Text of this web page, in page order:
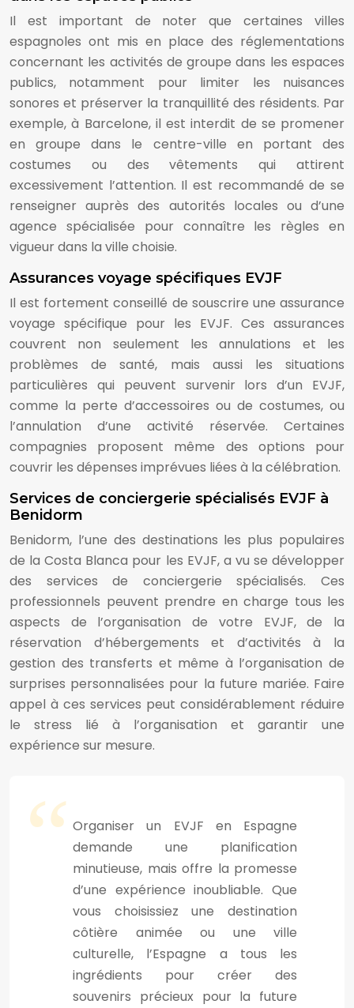
Il est important de noter que certaines villes
espagnoles ont mis en place des réglementations
concernant les activités de groupe dans les espaces
publics, notamment pour limiter les nuisances
sonores et préserver la tranquillité des résidents. Par
exemple, à Barcelone, il est interdit de se promener
en groupe dans le centre-ville en portant des
costumes ou des vêtements qui attirent
excessivement l’attention. Il est recommandé de se
renseigner auprès des autorités locales ou d’une
agence spécialisée pour connaître les règles en
vigueur dans la ville choisie.
Assurances voyage spécifiques EVJF
Il est fortement conseillé de souscrire une assurance
voyage spécifique pour les EVJF. Ces assurances
couvrent non seulement les annulations et les
problèmes de santé, mais aussi les situations
particulières qui peuvent survenir lors d’un EVJF,
comme la perte d’accessoires ou de costumes, ou
l’annulation d’une activité réservée. Certaines
compagnies proposent même des options pour
couvrir les dépenses imprévues liées à la célébration.
Services de conciergerie spécialisés EVJF à
Benidorm
Benidorm, l’une des destinations les plus populaires
de la Costa Blanca pour les EVJF, a vu se développer
des services de conciergerie spécialisés. Ces
professionnels peuvent prendre en charge tous les
aspects de l’organisation de votre EVJF, de la
réservation d’hébergements et d’activités à la
gestion des transferts et même à l’organisation de
surprises personnalisées pour la future mariée. Faire
appel à ces services peut considérablement réduire
le stress lié à l’organisation et garantir une
expérience sur mesure.
Organiser un EVJF en Espagne
demande une planification
minutieuse, mais offre la promesse
d’une expérience inoubliable. Que
vous choisissiez une destination
côtière animée ou une ville
culturelle, l’Espagne a tous les
ingrédients pour créer des
souvenirs précieux pour la future